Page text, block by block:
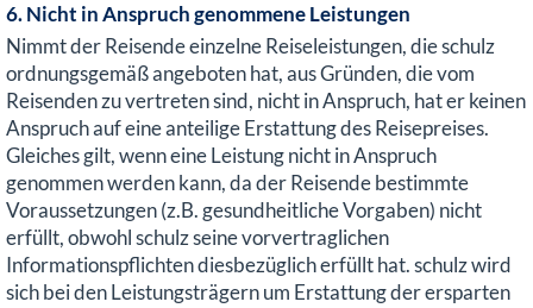
6. Nicht in Anspruch genommene Leistungen
Nimmt der Reisende einzelne Reiseleistungen, die schulz
ordnungsgemäß angeboten hat, aus Gründen, die vom
Reisenden zu vertreten sind, nicht in Anspruch, hat er keinen
Anspruch auf eine anteilige Erstattung des Reisepreises.
Gleiches gilt, wenn eine Leistung nicht in Anspruch
genommen werden kann, da der Reisende bestimmte
Voraussetzungen (z.B. gesundheitliche Vorgaben) nicht
erfüllt, obwohl schulz seine vorvertraglichen
Informationspflichten diesbezüglich erfüllt hat. schulz wird
sich bei den Leistungsträgern um Erstattung der ersparten